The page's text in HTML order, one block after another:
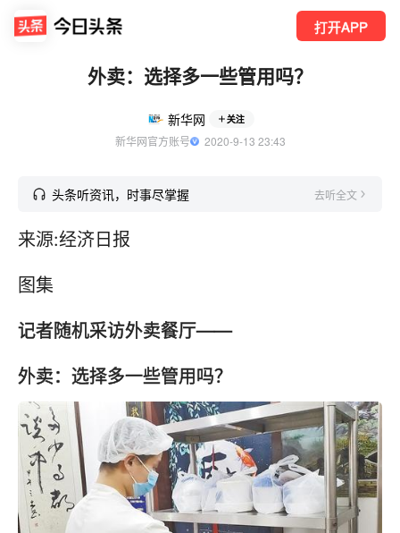
打开APP
外卖：选择多一些管用吗？
新华网 关注
新华网官方账号
  2020-9-13 23:43
头条听资讯，时事尽掌握 去听全文
来源:经济日报
图集
记者随机采访外卖餐厅——
外卖：选择多一些管用吗？